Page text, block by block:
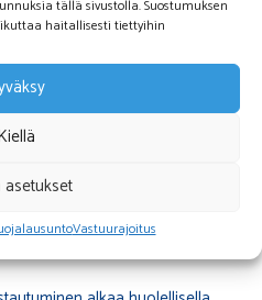
tällä sivustolla. Suostumuksen
haitallisesti tiettyihin
Vastuurajoitus
on usein kannattavampi